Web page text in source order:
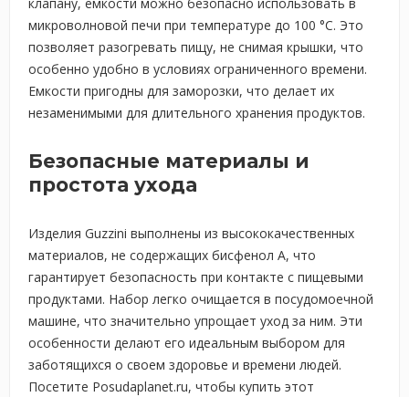
микроволновой печи при температуре до 100 °C. Это
позволяет разогревать пищу, не снимая крышки, что
особенно удобно в условиях ограниченного времени.
Емкости пригодны для заморозки, что делает их
незаменимыми для длительного хранения продуктов.
Безопасные материалы и
простота ухода
Изделия Guzzini выполнены из высококачественных
материалов, не содержащих бисфенол А, что
гарантирует безопасность при контакте с пищевыми
продуктами. Набор легко очищается в посудомоечной
машине, что значительно упрощает уход за ним. Эти
особенности делают его идеальным выбором для
заботящихся о своем здоровье и времени людей.
Посетите Posudaplanet.ru, чтобы купить этот